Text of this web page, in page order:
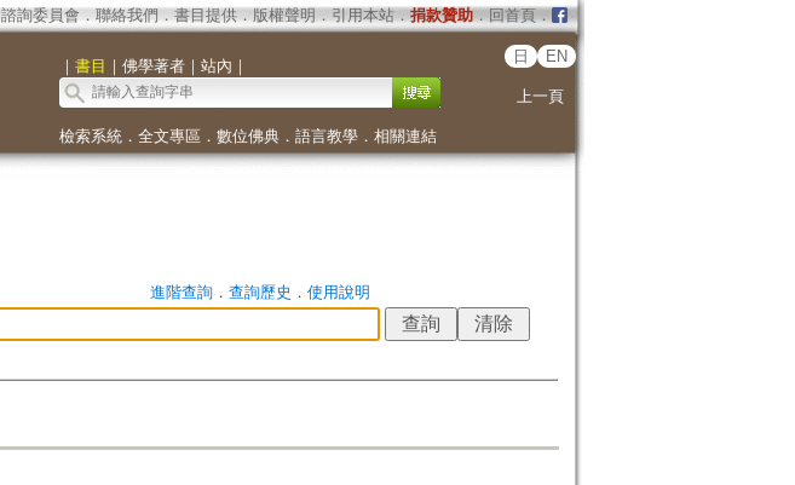
諮詢委員會． 聯絡我們 ． 書目提供． 版權聲明 ． 引用本站． 捐款贊助．回首頁．
｜ 書目 ｜ 佛學著者｜ 站內 ｜
日 EN
上一頁
檢索系統． 全文專區 ． 數位佛典． 語言教學． 相關連結
進階查詢． 查詢歷史 ． 使用說明